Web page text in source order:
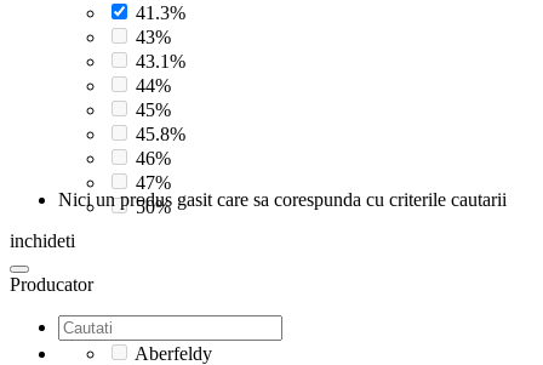
41.3%
43%
43.1%
44%
45%
45.8%
46%
47%
50%
Nici un produs gasit care sa corespunda cu criterile cautarii
inchideti
Producator
Aberfeldy